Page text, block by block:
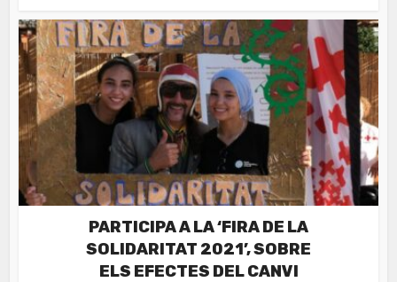
PARTICIPA A LA ‘FIRA DE LA
SOLIDARITAT 2021’, SOBRE
ELS EFECTES DEL CANVI